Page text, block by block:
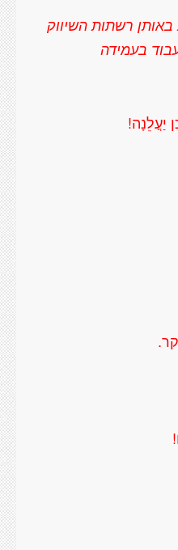
רשתות השיווק
בעמידה
יַעֳלֵנָה!